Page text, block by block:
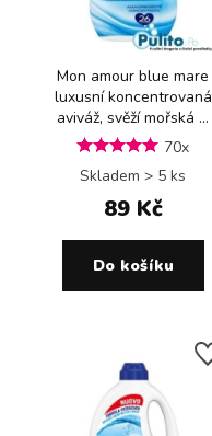
Mon amour blue mare
luxusní koncentrovaná
aviváž, svěží mořská ...
70x
Skladem > 5 ks
89 Kč
Do košíku